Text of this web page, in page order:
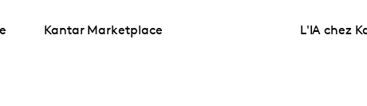
Kantar Marketplace L'IA chez